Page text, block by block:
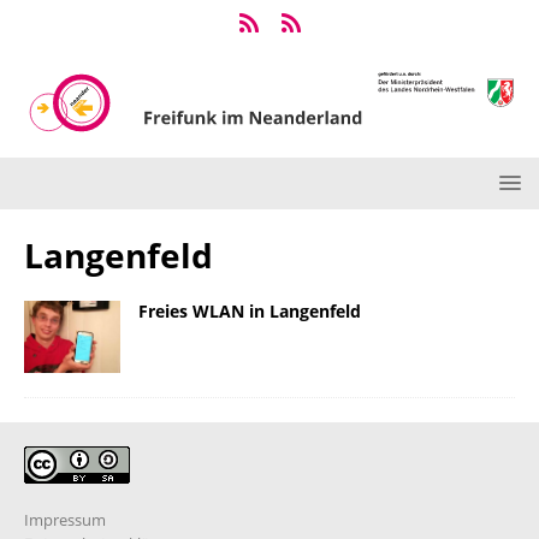
Langenfeld
Freies WLAN in Langenfeld
Impressum